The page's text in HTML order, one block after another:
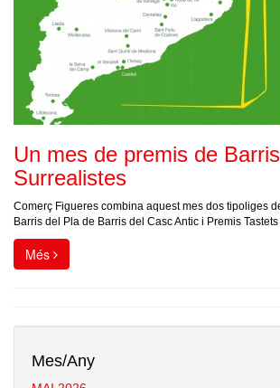
Un mes de premis de
Surrealistes
Comerç Figueres combina aquest mes dos tipoliges
Barris del Pla de Barris del Casc Antic i Premis
Més
Mes/Any